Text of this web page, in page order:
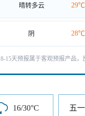
晴转多云 29℃
阴 28℃
8-15天预报属于客观预报产品
16/30°C